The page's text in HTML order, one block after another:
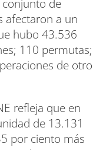
de
afectaron a un
hubo 43.536
110 permutas;
de otro
refleja que en
de 13.131
por ciento más